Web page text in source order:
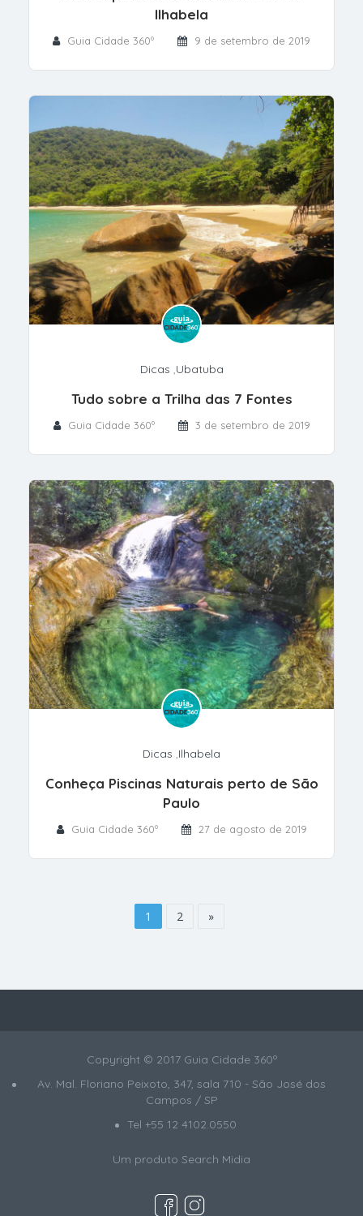
Ilhabela
Guia Cidade 360º 9 de setembro de 2019
Dicas Ubatuba
Tudo sobre a Trilha das 7 Fontes
Guia Cidade 360º 3 de setembro de 2019
Dicas Ilhabela
Conheça Piscinas Naturais perto de São
Paulo
Guia Cidade 360º 27 de agosto de 2019
1 2 »
Copyright © 2017 Guia Cidade 360º
Av. Mal. Floriano Peixoto, 347, sala 710 - São José dos
Campos / SP
Tel +55 12 4102.0550
Um produto Search Midia